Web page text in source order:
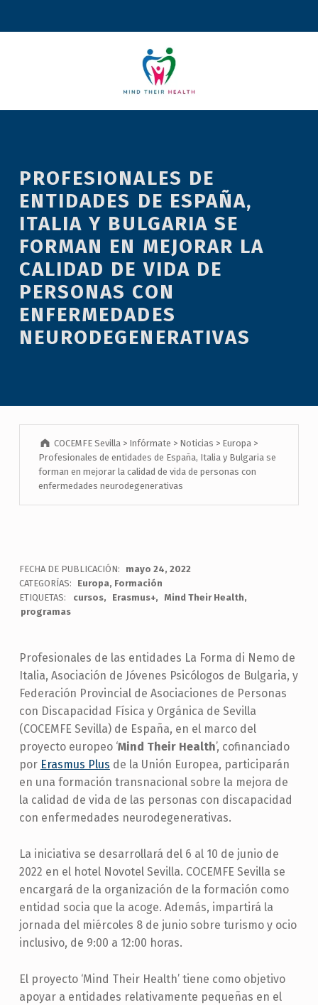
PROFESIONALES DE
ENTIDADES DE ESPAÑA,
ITALIA Y BULGARIA SE
FORMAN EN MEJORAR LA
CALIDAD DE VIDA DE
PERSONAS CON
ENFERMEDADES
NEURODEGENERATIVAS
COCEMFE Sevilla > Infórmate > Noticias > Europa >
Profesionales de entidades de España, Italia y Bulgaria se
forman en mejorar la calidad de vida de personas con
enfermedades neurodegenerativas
FECHA DE PUBLICACIÓN:
mayo 24, 2022
CATEGORÍAS:
Europa, Formación
ETIQUETAS:
cursos Erasmus+
Mind Their Health
programas
Profesionales de las entidades La Forma di Nemo de
Italia, Asociación de Jóvenes Psicólogos de Bulgaria, y
Federación Provincial de Asociaciones de Personas
con Discapacidad Física y Orgánica de Sevilla
(COCEMFE Sevilla) de España, en el marco del
proyecto europeo ‘Mind Their Health’, cofinanciado
por Erasmus Plus de la Unión Europea, participarán
en una formación transnacional sobre la mejora de
la calidad de vida de las personas con discapacidad
con enfermedades neurodegenerativas.
La iniciativa se desarrollará del 6 al 10 de junio de
2022 en el hotel Novotel Sevilla. COCEMFE Sevilla se
encargará de la organización de la formación como
entidad socia que la acoge. Además, impartirá la
jornada del miércoles 8 de junio sobre turismo y ocio
inclusivo, de 9:00 a 12:00 horas.
El proyecto ‘Mind Their Health’ tiene como objetivo
apoyar a entidades relativamente pequeñas en el